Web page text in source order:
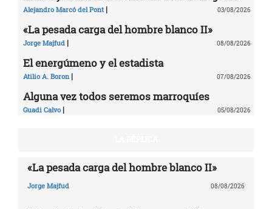
Alejandro Marcó del Pont | 03/08/2026
«La pesada carga del hombre blanco II»
Jorge Majfud | 08/08/2026
El energúmeno y el estadista
Atilio A. Boron| 07/08/2026
Alguna vez todos seremos marroquíes
Guadi Calvo | 05/08/2026
«La pesada carga del hombre blanco II»
Jorge Majfud 08/08/2026